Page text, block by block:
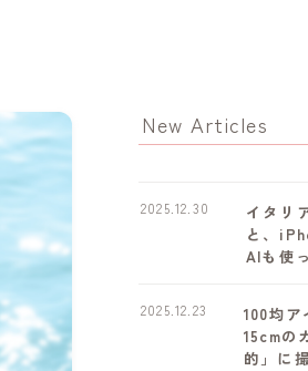
New Articles
イタリ
と、
AIも使
2025.12.30
100均ア
15cmの
的」に
2025.12.23